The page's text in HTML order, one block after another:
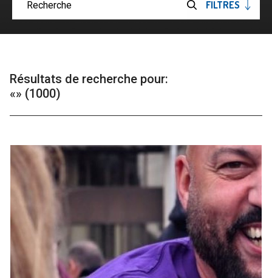
recherche
OUVRIRE
LES
FILTRES
Résultats de recherche pour:
«» (1000)